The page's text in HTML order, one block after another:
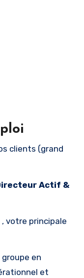
Actif &
votre principale
en
et